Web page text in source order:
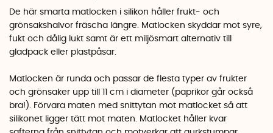
De här smarta matlocken i silikon håller frukt- och
grönsakshalvor fräscha längre. Matlocken skyddar mot syre,
fukt och dålig lukt samt är ett miljösmart alternativ till
gladpack eller plastpåsar.
Matlocken är runda och passar de flesta typer av frukter
och grönsaker upp till 11 cm i diameter (paprikor går också
bra!). Förvara maten med snittytan mot matlocket så att
silikonet ligger tätt mot maten. Matlocket håller kvar